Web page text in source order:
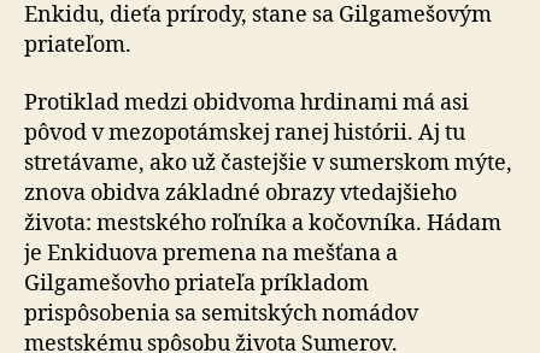
Enkidu, dieťa prírody, stane sa Gilgamešovým
priateľom.
Protiklad medzi obidvoma hrdinami má asi
pôvod v mezopotámskej ranej histórii. Aj tu
stretávame, ako už častejšie v sumerskom mýte,
znova obidva základné obrazy vtedajšieho
života: mestského roľníka a kočovníka. Hádam
je Enkiduova premena na mešťana a
Gilgamešovho priateľa príkladom
prispôsobenia sa semitských nomádov
mestskému spôsobu života Sumerov.